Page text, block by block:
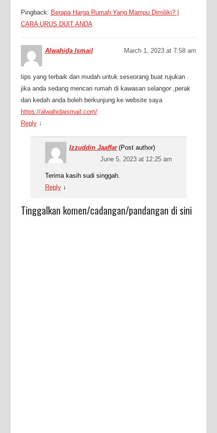
Pingback: Berapa Harga Rumah Yang Mampu Dimiliki? |
CARA URUS DUIT ANDA
Alwahida Ismail March 1, 2023 at 7:58 am
tips yang terbaik dan mudah untuk seseorang buat rujukan .
jika anda sedang mencari rumah di kawasan selangor ,perak
dan kedah anda boleh berkunjung ke website saya
https://alwahidaismail.com/
Reply ↓
Izzuddin Jaaffar (Post author)
June 5, 2023 at 12:25 am
Terima kasih sudi singgah.
Reply ↓
Tinggalkan komen/cadangan/pandangan di sini